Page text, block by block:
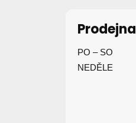
Prodejna
PO – SO
NEDĚLE